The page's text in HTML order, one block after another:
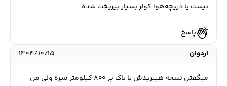
نیست یا دریچه‌هوا کولر بسیار بیریخت شده
پاسخ
اردوان
۱۴۰۴/۱۰/۱۵
میگفتن نسخه هیبریدش با باک پر ۸۰۰ کیلومتر میره ولی من